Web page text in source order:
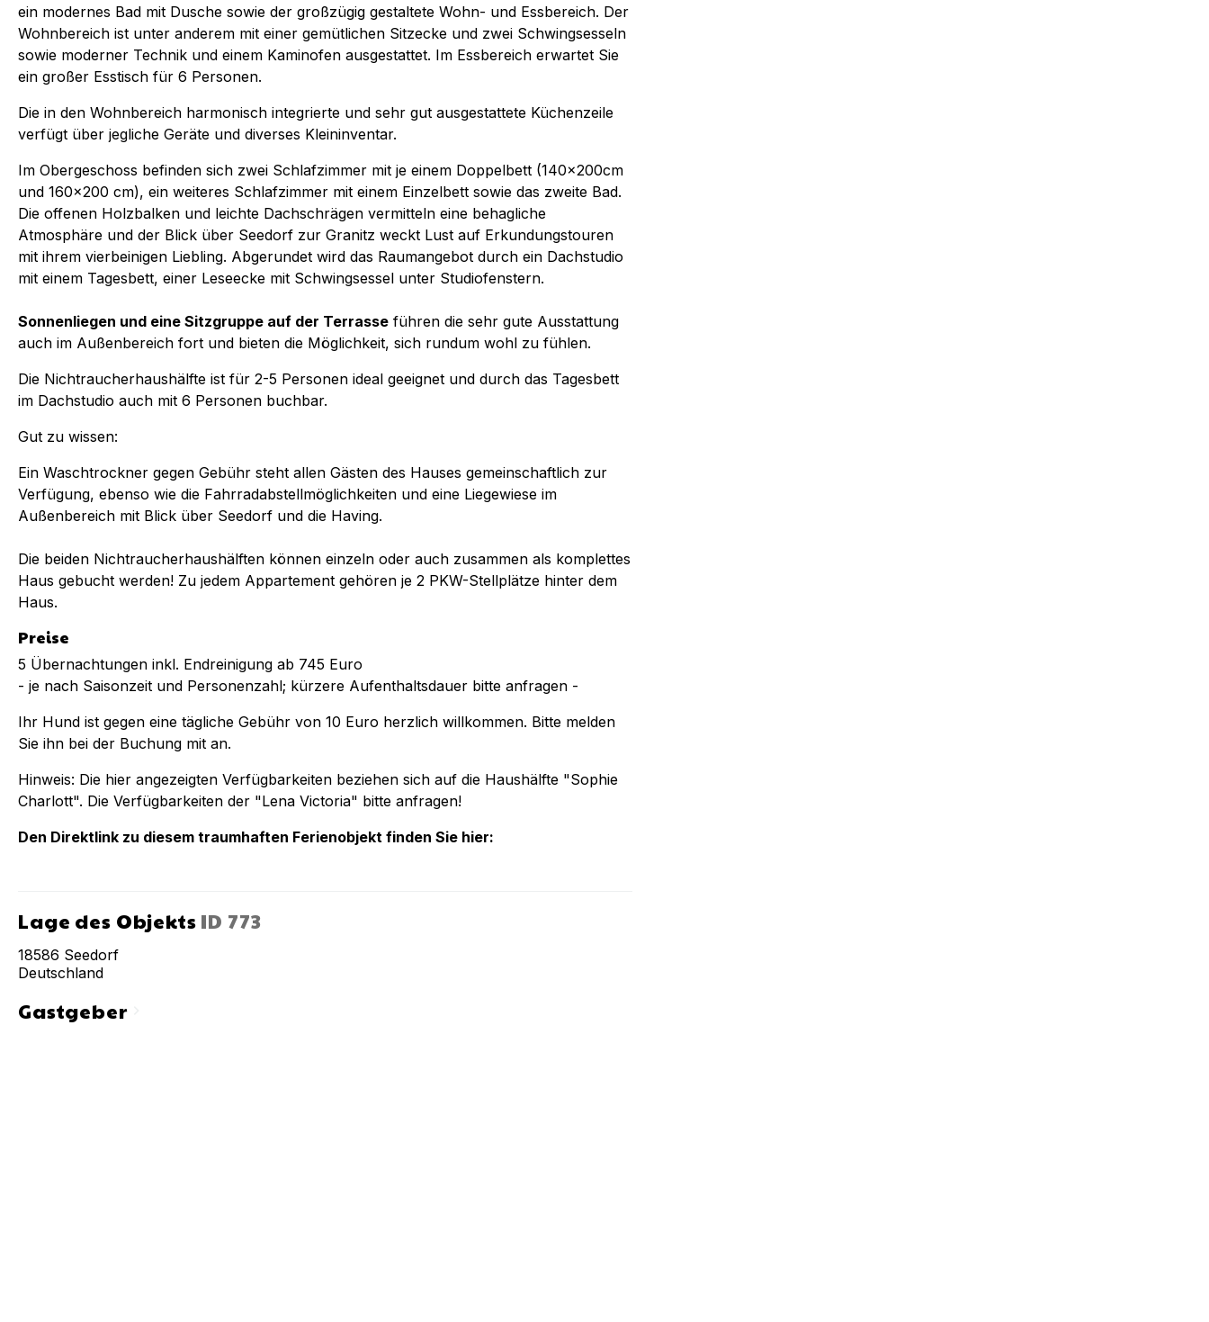
ein modernes Bad mit Dusche sowie der großzügig gestaltete Wohn- und Essbereich. Der
Wohnbereich ist unter anderem mit einer gemütlichen Sitzecke und zwei Schwingsesseln
sowie moderner Technik und einem Kaminofen ausgestattet. Im Essbereich erwartet Sie
ein großer Esstisch für 6 Personen.
Die in den Wohnbereich harmonisch integrierte und sehr gut ausgestattete Küchenzeile
verfügt über jegliche Geräte und diverses Kleininventar.
Im Obergeschoss befinden sich zwei Schlafzimmer mit je einem Doppelbett (140x200cm
und 160x200 cm), ein weiteres Schlafzimmer mit einem Einzelbett sowie das zweite Bad.
Die offenen Holzbalken und leichte Dachschrägen vermitteln eine behagliche
Atmosphäre und der Blick über Seedorf zur Granitz weckt Lust auf Erkundungstouren
mit ihrem vierbeinigen Liebling. Abgerundet wird das Raumangebot durch ein Dachstudio
mit einem Tagesbett, einer Leseecke mit Schwingsessel unter Studiofenstern.
Sonnenliegen und eine Sitzgruppe auf der Terrasse führen die sehr gute Ausstattung
auch im Außenbereich fort und bieten die Möglichkeit, sich rundum wohl zu fühlen.
Die Nichtraucherhaushälfte ist für 2-5 Personen ideal geeignet und durch das Tagesbett
im Dachstudio auch mit 6 Personen buchbar.
Gut zu wissen:
Ein Waschtrockner gegen Gebühr steht allen Gästen des Hauses gemeinschaftlich zur
Verfügung, ebenso wie die Fahrradabstellmöglichkeiten und eine Liegewiese im
Außenbereich mit Blick über Seedorf und die Having.
Die beiden Nichtraucherhaushälften können einzeln oder auch zusammen als komplettes
Haus gebucht werden! Zu jedem Appartement gehören je 2 PKW-Stellplätze hinter dem
Haus.
Preise
5 Übernachtungen inkl. Endreinigung ab 745 Euro
- je nach Saisonzeit und Personenzahl; kürzere Aufenthaltsdauer bitte anfragen -
Ihr Hund ist gegen eine tägliche Gebühr von 10 Euro herzlich willkommen. Bitte melden
Sie ihn bei der Buchung mit an.
Hinweis: Die hier angezeigten Verfügbarkeiten beziehen sich auf die Haushälfte "Sophie
Charlott". Die Verfügbarkeiten der "Lena Victoria" bitte anfragen!
Den Direktlink zu diesem traumhaften Ferienobjekt finden Sie hier:
Lage des Objekts ID 773
18586 Seedorf
Deutschland
Gastgeberchevron_right